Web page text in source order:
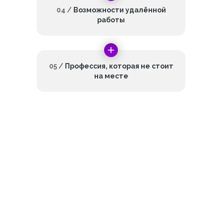
05 / Профессия, которая не стоит
на месте
04 / Возможности удалённой
работы